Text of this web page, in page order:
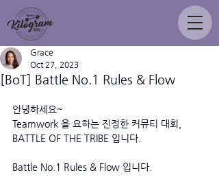
[BoT] Battle No.1 Rules & Flow
Grace
Oct 27, 2023
안녕하세요~
Teamwork 을 요하는 진정한 커뮤티 대회,
BATTLE OF THE TRIBE 입니다.
Battle No.1 Rules & Flow 입니다.